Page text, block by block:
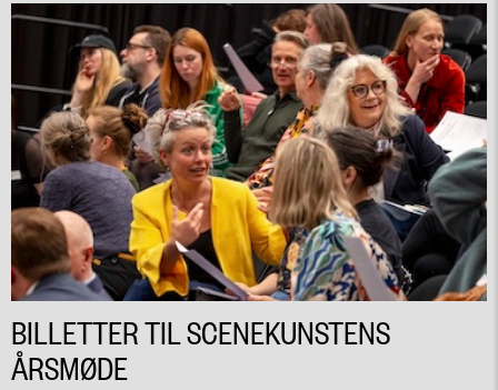
BILLETTER TIL SCENEKUNSTENS
ÅRSMØDE